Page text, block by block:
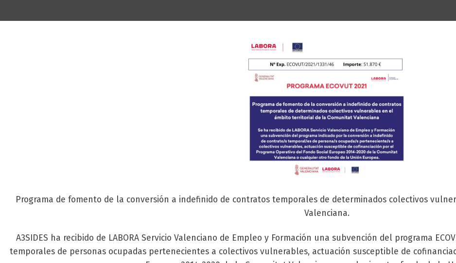
Programa de fomento de la conversión a indefinido de contratos temporales de determinados colectivos
Valenciana.
A3SIDES ha recibido de LABORA Servicio Valenciano de Empleo y Formación una subvención del programa
temporales de personas ocupadas pertenecientes a colectivos vulnerables, actuación susceptible de